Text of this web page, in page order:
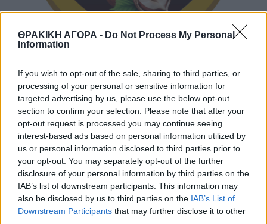
ΘΡΑΚΙΚΗ ΑΓΟΡΑ - Do Not Process My Personal
Information
If you wish to opt-out of the sale, sharing to third parties, or
processing of your personal or sensitive information for
targeted advertising by us, please use the below opt-out
section to confirm your selection. Please note that after your
opt-out request is processed you may continue seeing
interest-based ads based on personal information utilized by
us or personal information disclosed to third parties prior to
your opt-out. You may separately opt-out of the further
disclosure of your personal information by third parties on the
IAB’s list of downstream participants. This information may
also be disclosed by us to third parties on the IAB’s List of
Downstream Participants that may further disclose it to other